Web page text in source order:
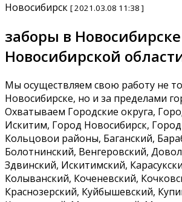
Новосибирск [ 2021.03.08 11:38 ]
заборы в
Новосибирской
Мы осуществляем свою работу не
Новосибирске, но и за пределами
Охватываем Городские округа,
Искитим, Город Новосибирск,
Кольцовои районы, Баганский,
Болотнинский, Венгеровский,
Здвинский, Искитимский,
Колыванский, Коченевский,
Краснозерский, Куйбышевский,